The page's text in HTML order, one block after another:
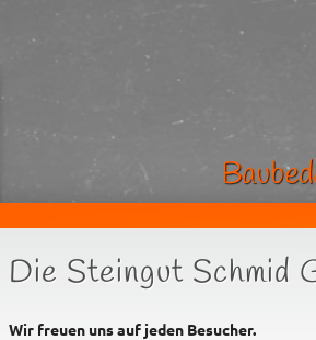
Die Steingut Schmid
Wir freuen uns auf jeden Besucher.